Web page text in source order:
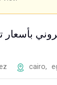
تبدأ من 5777
cairo,